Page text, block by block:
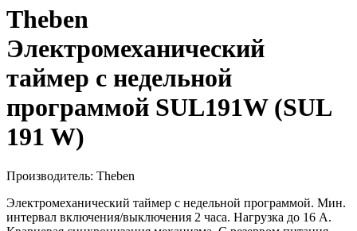
Theben
Электромеханический
таймер с недельной
программой SUL191W (SUL
191 W)
Производитель: Theben
Электромеханический таймер с недельной программой. Мин.
интервал включения/выключения 2 часа. Нагрузка до 16 А.